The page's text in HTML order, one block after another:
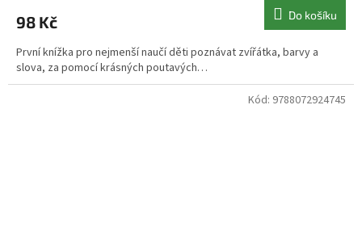
98 Kč Do košíku
První knížka pro nejmenší naučí děti poznávat zvířátka, barvy a
slova, za pomocí krásných poutavých…
Kód: 9788072924745